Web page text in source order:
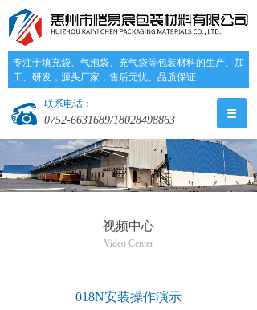
联系电话：
0752-6631689/18028498863
专注于填充袋、气泡袋、充气袋等包装材料的生产、加
工、研发，源头厂家，售后无忧、品质保证
视频中心
Video Center
018N安装操作演示